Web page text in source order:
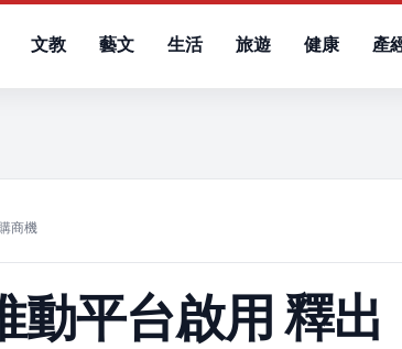
文教 藝文 生活 旅遊 健康 產
商機
動平台啟用 釋出